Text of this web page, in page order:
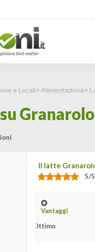
e Locali> Alimentazione>
Il latte
5/5
Vantaggi
Ottimo